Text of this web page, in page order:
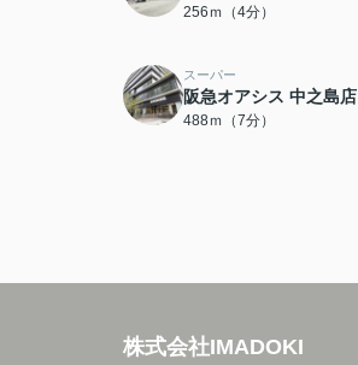
256ｍ（4分）
スーパー
阪急オアシス 中之島店
488ｍ（7分）
株式会社IMADOKI